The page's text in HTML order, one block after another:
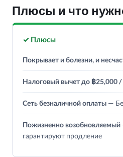
Плюсы и что
✓ Плюсы
Покрывает и болезни, и
Налоговый вычет до ฿25,000 /
Сеть безналичной оплаты —
Пожизненно возобновляемый
гарантируют продление